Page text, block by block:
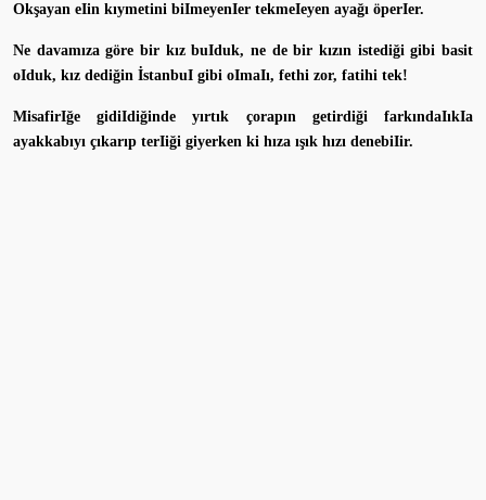
Okşayan eIin kıymetini biImeyenIer tekmeIeyen ayağı öperIer.
Ne davamıza göre bir kız buIduk, ne de bir kızın istediği gibi basit
oIduk, kız dediğin İstanbuI gibi oImaIı, fethi zor, fatihi tek!
MisafirIğe gidiIdiğinde yırtık çorapın getirdiği farkındaIıkIa
ayakkabıyı çıkarıp terIiği giyerken ki hıza ışık hızı denebiIir.